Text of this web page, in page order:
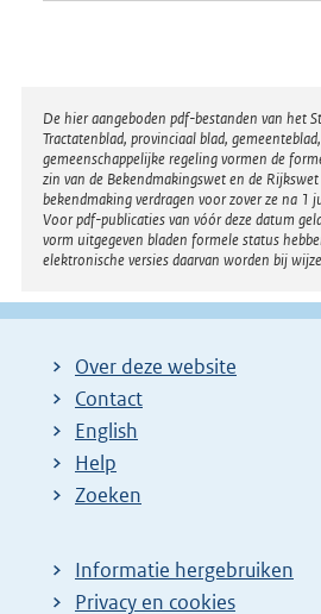
Disclaimer
De hier aangeboden pdf-bestanden van het
Tractatenblad, provinciaal blad,
gemeenschappelijke regeling vormen de
zin van de Bekendmakingswet en de
bekendmaking verdragen voor zover ze na 1
Voor pdf-publicaties van vóór deze datum
vorm uitgegeven bladen formele status
elektronische versies daarvan worden bij
Over deze website
Contact
English
Help
Zoeken
Informatie hergebruiken
Privacy en cookies